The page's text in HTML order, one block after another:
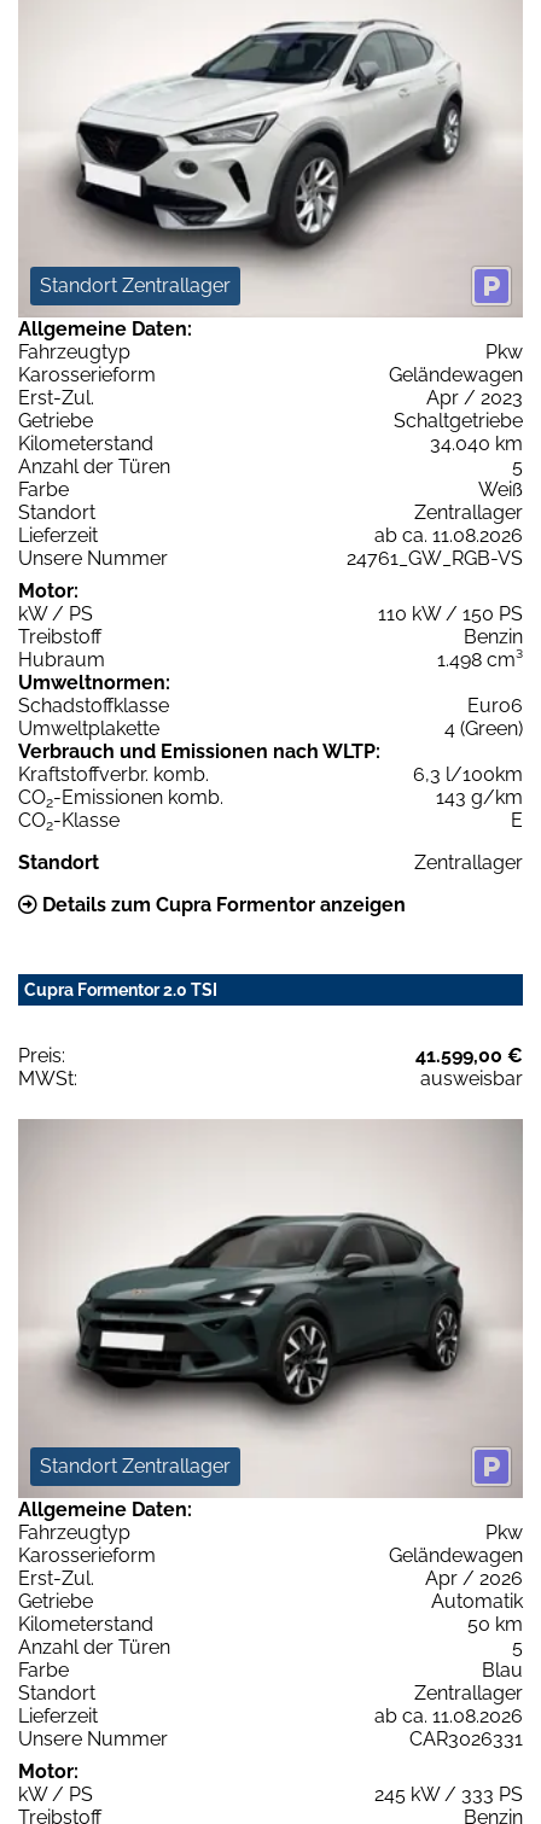
Standort Zentrallager
Allgemeine Daten:
Fahrzeugtyp
Pkw
Karosserieform
Geländewagen
Erst-Zul.
Apr / 2023
Getriebe
Schaltgetriebe
Kilometerstand
34.040 km
Anzahl der Türen
5
Farbe
Weiß
Standort
Zentrallager
Lieferzeit
ab ca. 11.08.2026
Unsere Nummer
24761_GW_RGB-VS
Motor:
kW / PS
110 kW / 150 PS
Treibstoff
Benzin
Hubraum
1.498 cm³
Umweltnormen:
Schadstoffklasse
Euro6
Umweltplakette
4 (Green)
Verbrauch und Emissionen nach WLTP:
Kraftstoffverbr. komb.
6,3 l/100km
CO2-Emissionen komb.
143 g/km
CO2-Klasse
E
Standort
Zentrallager
Details zum Cupra Formentor anzeigen
Cupra Formentor 2.0 TSI
Preis:
41.599,00 €
MWSt:
ausweisbar
Standort Zentrallager
Allgemeine Daten:
Fahrzeugtyp
Pkw
Karosserieform
Geländewagen
Erst-Zul.
Apr / 2026
Getriebe
Automatik
Kilometerstand
50 km
Anzahl der Türen
5
Farbe
Blau
Standort
Zentrallager
Lieferzeit
ab ca. 11.08.2026
Unsere Nummer
CAR3026331
Motor:
kW / PS
245 kW / 333 PS
Treibstoff
Benzin